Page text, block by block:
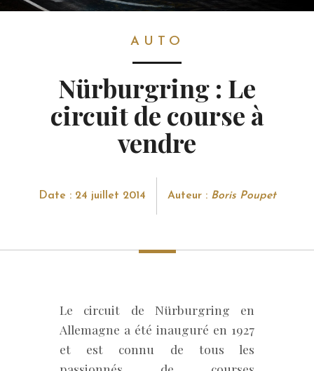
AUTO
Nürburgring : Le
circuit de course à
vendre
Date : 24 juillet 2014 Auteur : Boris Poupet
Le circuit de Nürburgring en
Allemagne a été inauguré en 1927
et est connu de tous les